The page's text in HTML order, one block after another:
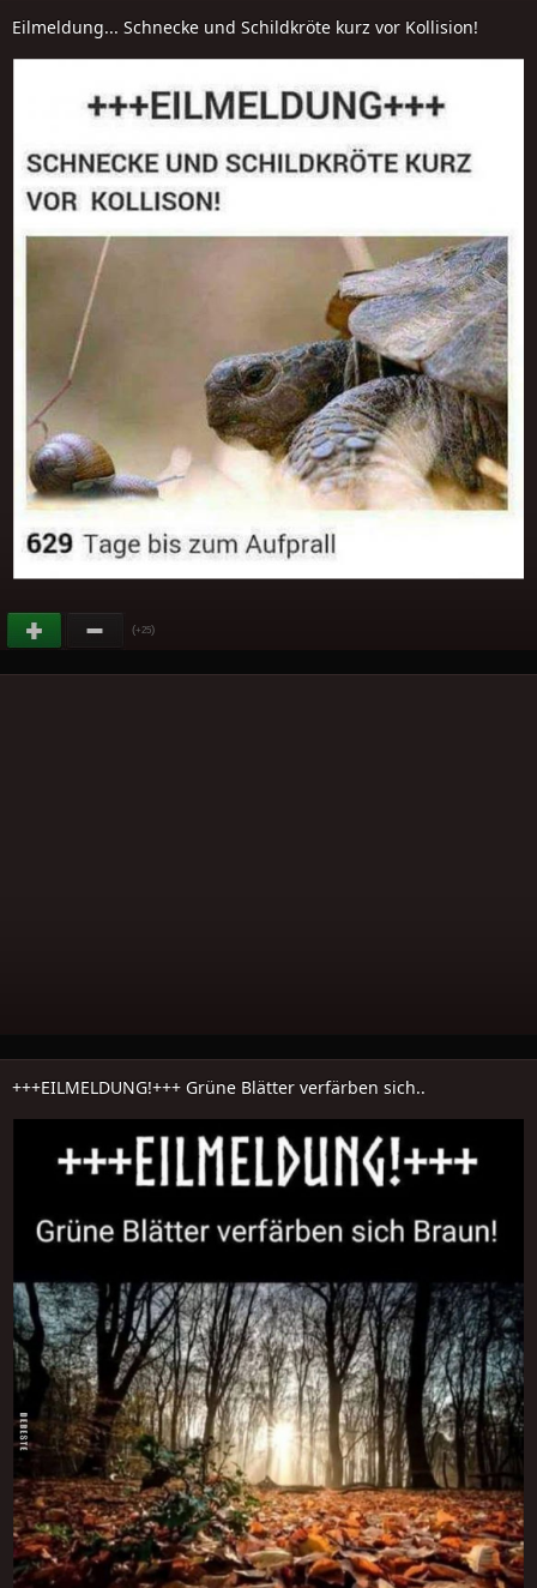
Eilmeldung... Schnecke und Schildkröte kurz vor Kollision!
(+25)
+++EILMELDUNG!+++ Grüne Blätter verfärben sich..